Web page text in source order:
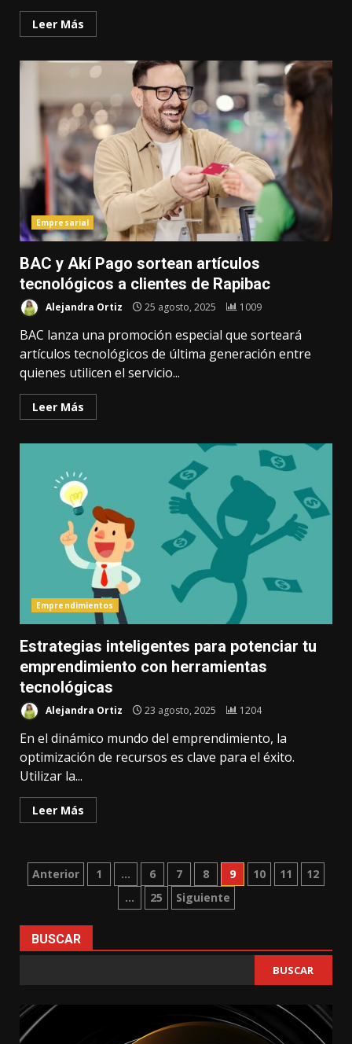
Leer Más
Empresarial
BAC y Akí Pago sortean artículos
tecnológicos a clientes de Rapibac
Alejandra Ortiz 25 agosto, 2025 1009
BAC lanza una promoción especial que sorteará
artículos tecnológicos de última generación entre
quienes utilicen el servicio...
Leer Más
Emprendimientos
Estrategias inteligentes para potenciar tu
emprendimiento con herramientas
tecnológicas
Alejandra Ortiz 23 agosto, 2025 1204
En el dinámico mundo del emprendimiento, la
optimización de recursos es clave para el éxito.
Utilizar la...
Leer Más
Paginación
entradas
Anterior 1 … 6 7 8 9 10 11
12
…
25 Siguiente
BUSCAR
BUSCAR